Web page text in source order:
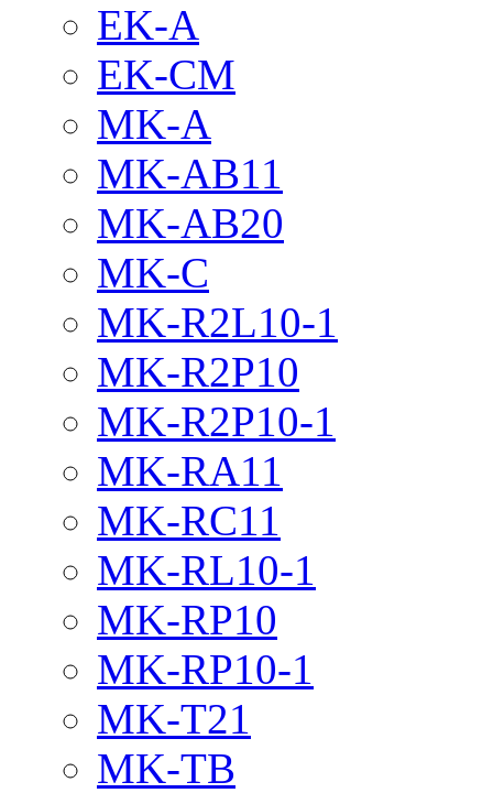
EK-A
EK-CM
MK-A
MK-AB11
MK-AB20
MK-C
MK-R2L10-1
MK-R2P10
MK-R2P10-1
MK-RA11
MK-RC11
MK-RL10-1
MK-RP10
MK-RP10-1
MK-T21
MK-TB